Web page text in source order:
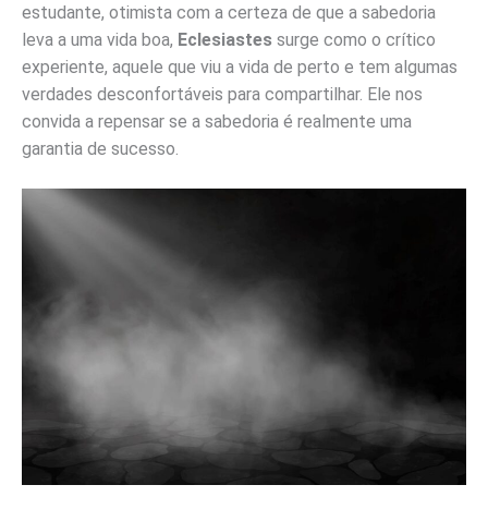
estudante, otimista com a certeza de que a sabedoria
leva a uma vida boa, Eclesiastes surge como o crítico
experiente, aquele que viu a vida de perto e tem algumas
verdades desconfortáveis para compartilhar. Ele nos
convida a repensar se a sabedoria é realmente uma
garantia de sucesso.